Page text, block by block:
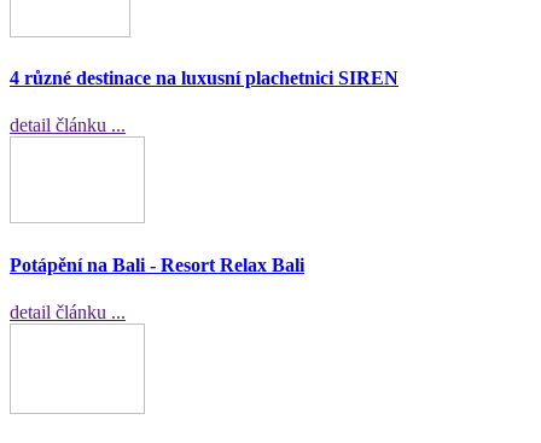
4 různé destinace na luxusní plachetnici SIREN
detail článku ...
Potápění na Bali - Resort Relax Bali
detail článku ...